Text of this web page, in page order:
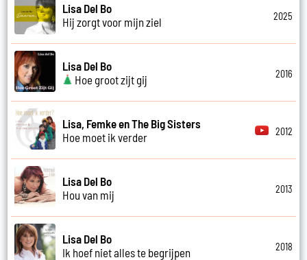
Lisa Del Bo
Hij zorgt voor mijn ziel
2025
Lisa Del Bo
Hoe groot zijt gij
2016
Lisa, Femke en The Big Sisters
Hoe moet ik verder
2012
Lisa Del Bo
Hou van mij
2013
Lisa Del Bo
Ik hoef niet alles te begrijpen
2018